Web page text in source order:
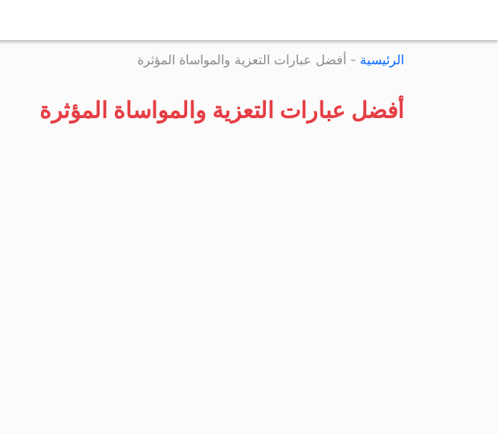
الرئيسية - أفضل عبارات التعزية والمواساة المؤثرة
أفضل عبارات التعزية والمواساة المؤثرة